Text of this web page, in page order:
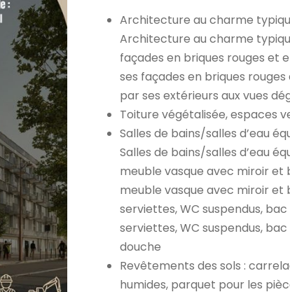
Architecture au charme
Architecture au charme
façades en briques rouges et
ses façades en briques
par ses extérieurs aux vues
Toiture végétalisée, espaces
Salles de bains/salles d’eau
Salles de bains/salles d’eau
meuble vasque avec miroir et
meuble vasque avec miroir et
serviettes, WC suspendus,
serviettes, WC suspendus,
douche
Revêtements des sols :
humides, parquet pour les